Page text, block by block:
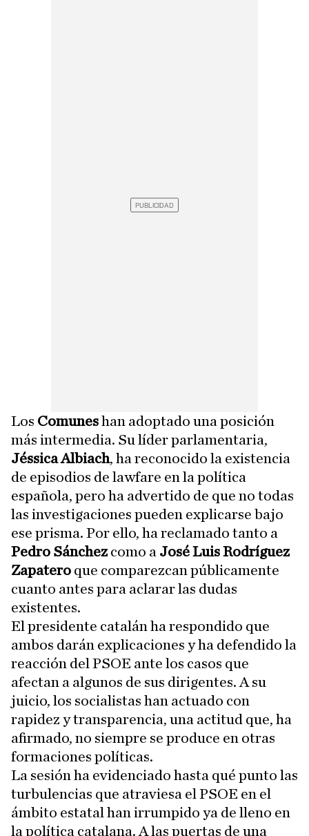
Los Comuneshan adoptado una posición
más intermedia. Su líder parlamentaria,
Jéssica Albiach, ha reconocido la existencia
de episodios de lawfare en la política
española, pero ha advertido de que no todas
las investigaciones pueden explicarse bajo
ese prisma. Por ello, ha reclamado tanto a
Pedro Sánchezcomo a José Luis Rodríguez
Zapatero que comparezcan públicamente
cuanto antes para aclarar las dudas
existentes.
El presidente catalán ha respondido que
ambos darán explicaciones y ha defendido la
reacción del PSOE ante los casos que
afectan a algunos de sus dirigentes. A su
juicio, los socialistas han actuado con
rapidez y transparencia, una actitud que, ha
afirmado, no siempre se produce en otras
formaciones políticas.
La sesión ha evidenciado hasta qué punto las
turbulencias que atraviesa el PSOE en el
ámbito estatal han irrumpido ya de lleno en
la política catalana. A las puertas de una